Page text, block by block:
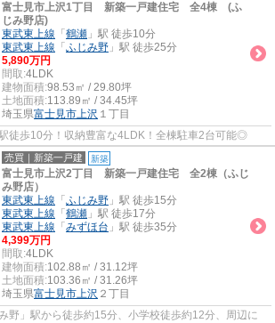
富士見市上沢1丁目 新築一戸建住宅 全4棟 (ふ
じみ野店)
東武東上線 「 鶴瀬 」駅 徒歩10分
東武東上線 「 ふじみ野 」駅 徒歩25分
5,890万円
間取:4LDK
建物面積:98.53㎡ / 29.80坪
土地面積:113.89㎡ / 34.45坪
埼玉県富士見市上沢 １丁目
駅徒歩10分！収納豊富な4LDK！全棟駐車2台可能◎
売買｜新築一戸建 新築
富士見市上沢2丁目 新築一戸建住宅 全2棟（ふじ
み野店）
東武東上線 「 ふじみ野 」駅 徒歩15分
東武東上線 「 鶴瀬 」駅 徒歩17分
東武東上線 「 みずほ台 」駅 徒歩35分
4,399万円
間取:4LDK
建物面積:102.88㎡ / 31.12坪
土地面積:103.36㎡ / 31.26坪
埼玉県富士見市上沢 ２丁目
野」駅から徒歩約15分、小学校徒歩約12分、周辺に